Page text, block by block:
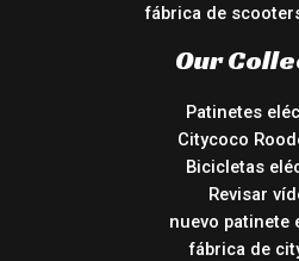
fábrica de
Our
Patinetes
Citycoco
Bicicletas
Revisar
nuevo patinete
fábrica de